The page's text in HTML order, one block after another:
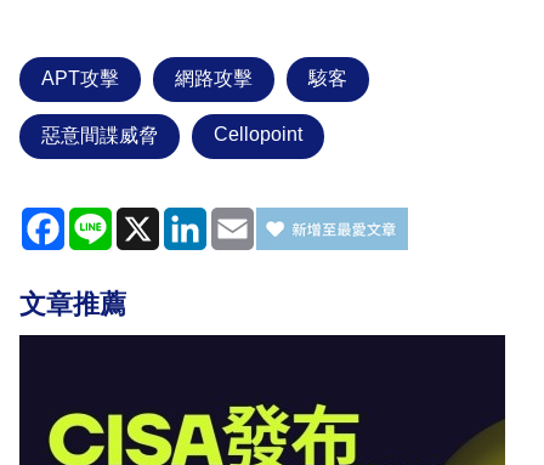
APT攻擊 網路攻擊 駭客
惡意間諜威脅 Cellopoint
Facebook
Line X LinkedIn
Email
文章推薦